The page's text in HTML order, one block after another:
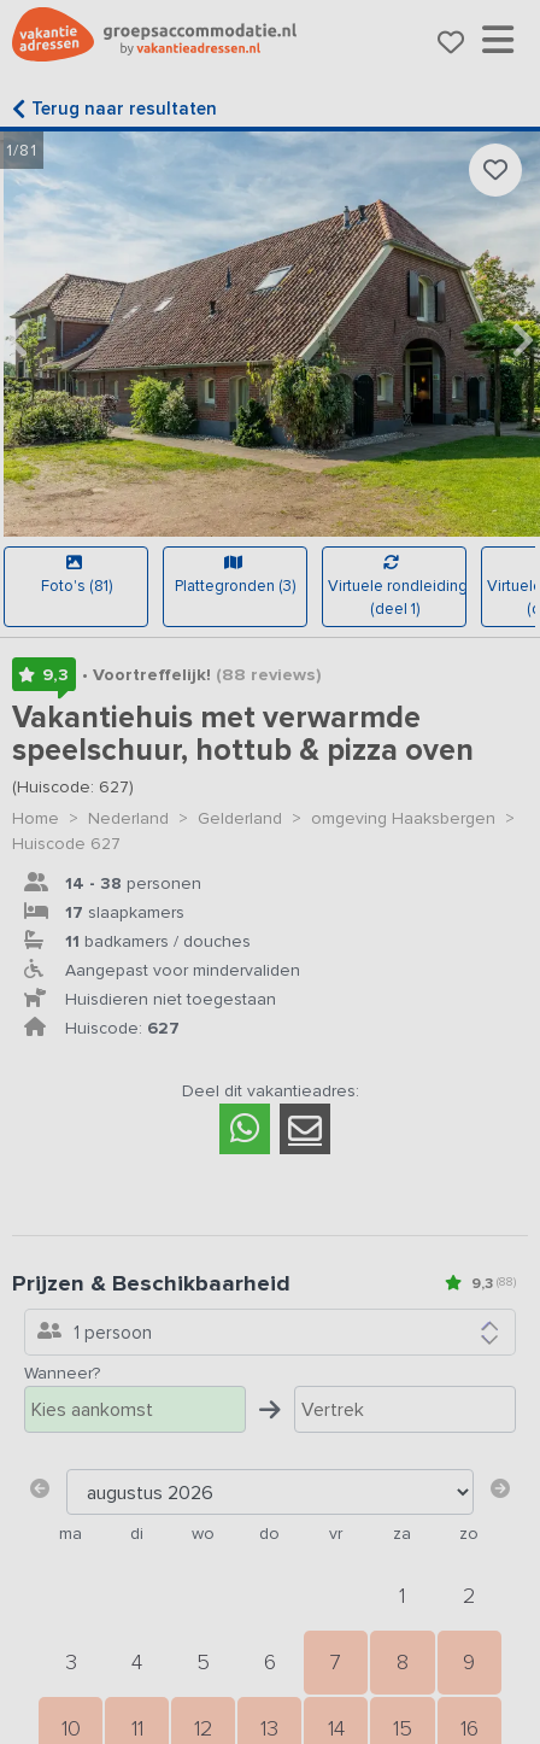
Terug naar resultaten
1/81
Foto's (81) Plattegronden (3)
Virtuele rondleiding
(deel 1)
9,3 • Voortreffelijk! (88 reviews)
Vakantiehuis met verwarmde
speelschuur, hottub & pizza oven
(Huiscode: 627)
Home > Nederland > Gelderland > omgeving Haaksbergen >
Huiscode 627
14 - 38 personen
17 slaapkamers
11 badkamers / douches
Aangepast voor mindervaliden
Huisdieren niet toegestaan
Huiscode: 627
Deel dit vakantieadres:
9,3 (88)
Prijzen & Beschikbaarheid
1 persoon
Wanneer?
ma di wo do vr za zo
1 2
3 4 5 6 7 8 9
10 11 12 13 14 15 16